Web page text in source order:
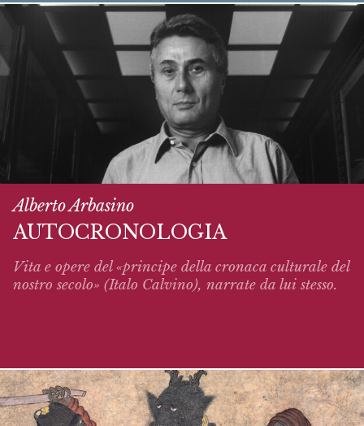
Alberto Arbasino
AUTOCRONOLOGIA
Vita e opere del «principe della cronaca culturale del
nostro secolo» (Italo Calvino), narrate da lui stesso.